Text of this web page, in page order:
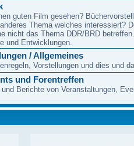
guten Film gesehen?
Thema welches interessiert?
nicht das Thema DDR/BRD
und Entwicklungen.
/ Allgemeines
Vorstellungen und dies und
und Forentreffen
Berichte von Veranstaltungen,